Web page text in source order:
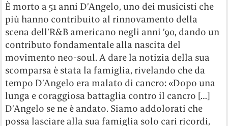
È morto a 51 anni D’Angelo, uno dei musicisti che
più hanno contribuito al rinnovamento della
scena dell’R&B americano negli anni ’90, dando un
contributo fondamentale alla nascita del
movimento neo-soul. A dare la notizia della sua
scomparsa è stata la famiglia, rivelando che da
tempo D’Angelo era malato di cancro: «Dopo una
lunga e coraggiosa battaglia contro il cancro […]
D’Angelo se ne è andato. Siamo addolorati che
possa lasciare alla sua famiglia solo cari ricordi,